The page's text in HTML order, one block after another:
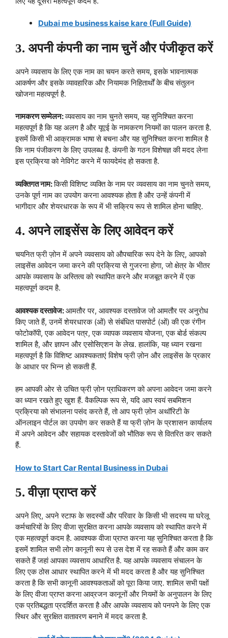
Dubai me business kaise kare (Full Guide)
3. अपनी कंपनी का नाम चुनें और पंजीकृत करें
अपने व्यवसाय के लिए एक नाम का चयन करते समय, इसके भावनात्मक
आकर्षण और इसके व्यावहारिक और नियामक निहितार्थों के बीच संतुलन
खोजना महत्वपूर्ण है.
नामकरण सम्मेलन:व्यवसाय का नाम चुनते समय, यह सुनिश्चित करना
महत्वपूर्ण है कि यह अलग है और यूएई के नामकरण नियमों का पालन करता है.
इसमें किसी भी आक्रामक भाषा से बचना और यह सुनिश्चित करना शामिल है
कि नाम पंजीकरण के लिए उपलब्ध है. कंपनी के गठन विशेषज्ञ की मदद लेना
इस प्रक्रिया को नेविगेट करने में फायदेमंद हो सकता है.
व्यक्तिगत नाम:किसी विशिष्ट व्यक्ति के नाम पर व्यवसाय का नाम चुनते समय,
उनके पूर्ण नाम का उपयोग करना आवश्यक होता है और उन्हें कंपनी में
भागीदार और शेयरधारक के रूप में भी सक्रिय रूप से शामिल होना चाहिए.
4. अपने लाइसेंस के लिए आवेदन करें
चयनित फ्री ज़ोन में अपने व्यवसाय को औपचारिक रूप देने के लिए, आपको
लाइसेंस आवेदन जमा करने की प्रक्रिया से गुजरना होगा, जो क्षेत्र के भीतर
आपके व्यवसाय के अस्तित्व को स्थापित करने और मजबूत करने में एक
महत्वपूर्ण कदम है.
आवश्यक दस्तावेज:आमतौर पर, आवश्यक दस्तावेज जो आमतौर पर अनुरोध
किए जाते हैं, उनमें शेयरधारक (ओं) से संबंधित पासपोर्ट (ओं) की एक रंगीन
फोटोकॉपी, एक आवेदन पत्र, एक व्यापक व्यवसाय योजना, एक बोर्ड संकल्प
शामिल है, और ज्ञापन और एसोसिएशन के लेख. हालांकि, यह ध्यान रखना
महत्वपूर्ण है कि विशिष्ट आवश्यकताएं विशेष फ्री ज़ोन और लाइसेंस के प्रकार
के आधार पर भिन्न हो सकती हैं.
हम आपकी ओर से उचित फ्री ज़ोन प्राधिकरण को अपना आवेदन जमा करने
का ध्यान रखते हुए खुश हैं. वैकल्पिक रूप से, यदि आप स्वयं सबमिशन
प्रक्रिया को संभालना पसंद करते हैं, तो आप फ्री ज़ोन अथॉरिटी के
ऑनलाइन पोर्टल का उपयोग कर सकते हैं या फ्री ज़ोन के प्रशासन कार्यालय
में अपने आवेदन और सहायक दस्तावेजों को भौतिक रूप से वितरित कर सकते
हैं.
How to Start Car Rental Business in Dubai
5. वीज़ा प्राप्त करें
अपने लिए, अपने स्टाफ के सदस्यों और परिवार के किसी भी सदस्य या घरेलू
कर्मचारियों के लिए वीजा सुरक्षित करना आपके व्यवसाय को स्थापित करने में
एक महत्वपूर्ण कदम है. आवश्यक वीजा प्राप्त करना यह सुनिश्चित करता है कि
इसमें शामिल सभी लोग कानूनी रूप से उस देश में रह सकते हैं और काम कर
सकते हैं जहां आपका व्यवसाय आधारित है. यह आपके व्यवसाय संचालन के
लिए एक ठोस आधार स्थापित करने में भी मदद करता है और यह सुनिश्चित
करता है कि सभी कानूनी आवश्यकताओं को पूरा किया जाए. शामिल सभी पक्षों
के लिए वीजा प्राप्त करना आव्रजन कानूनों और नियमों के अनुपालन के लिए
एक प्रतिबद्धता प्रदर्शित करता है और आपके व्यवसाय को पनपने के लिए एक
स्थिर और सुरक्षित वातावरण बनाने में मदद करता है.